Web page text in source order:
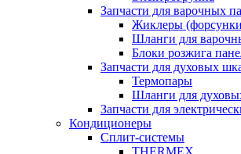
Запчасти для варочных
Жиклеры
Шланги для
Блоки розжига
Запчасти для духовых
Термопары
Шланги для
Запчасти для
Кондиционеры
Сплит-системы
THERMEX